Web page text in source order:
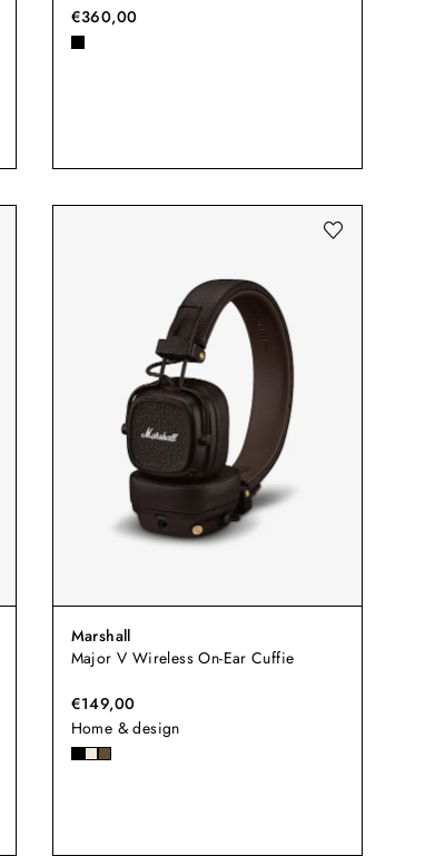
€360,00
Marshall
Major V Wireless On-Ear Cuffie
€149,00
Home & design